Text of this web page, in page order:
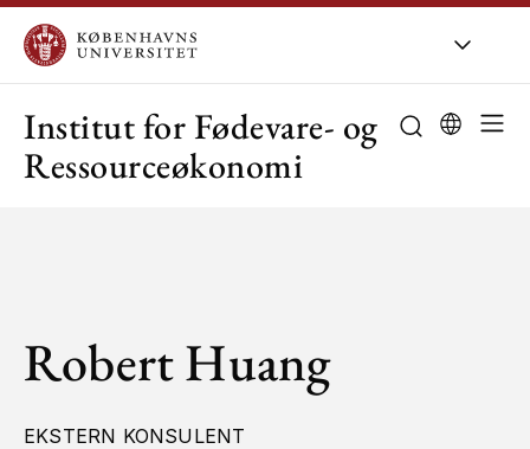
Institut for Fødevare- og
Ressourceøkonomi
Robert Huang
EKSTERN KONSULENT
Om KU